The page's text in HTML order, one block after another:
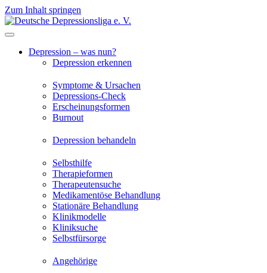
Zum Inhalt springen
Depression – was nun?
Depression erkennen
Symptome & Ursachen
Depressions-Check
Erscheinungsformen
Burnout
Depression behandeln
Selbsthilfe
Therapieformen
Therapeutensuche
Medikamentöse Behandlung
Stationäre Behandlung
Klinikmodelle
Kliniksuche
Selbstfürsorge
Angehörige